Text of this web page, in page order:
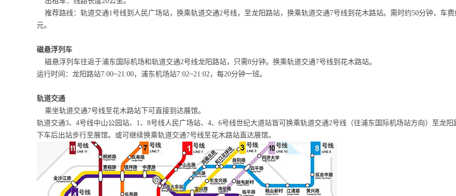
推荐路线：轨道交通1号线到人民广场站，换乘轨道交通2号线，至龙阳路站，换乘轨道交通7号线到花木路站。需时约50分钟，车费
元。
磁悬浮列车
磁悬浮列车往返于浦东国际机场和轨道交通2号线龙阳路站，只需8分钟。换乘轨道交通7号线到花木路站。
运行时间：龙阳路站7:00~21:00，浦东机场站7:02~21:02，每20分钟一班。
轨道交通
乘坐轨道交通7号线至花木路站下可直接到达展馆。
轨道交通3、4号线中山公园站、1、8号线人民广场站、4、6号线世纪大道站皆可换乘轨道交通2号线（往浦东国际机场站方向）至龙阳
下车后出站步行至展馆。或可继续换乘轨道交通7号线至花木路站直达展馆。